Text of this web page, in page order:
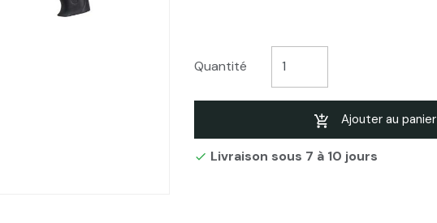
Quantité
Ajouter au panier
 Livraison sous 7 à 10 jours